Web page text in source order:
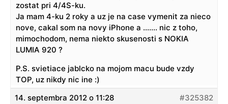
zostat pri 4/4S-ku.
Ja mam 4-ku 2 roky a uz je na case vymenit za nieco
nove, cakal som na novy iPhone a ……. nic z toho,
mimochodom, nema niekto skusenosti s NOKIA
LUMIA 920 ?
P.S. svietiace jablcko na mojom macu bude vzdy
TOP, uz nikdy nic ine :)
14. septembra 2012 o 11:28
#325382